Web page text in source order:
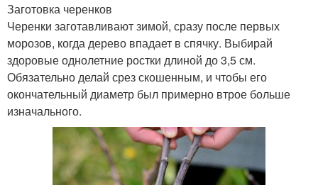
Заготовка черенков
Черенки заготавливают зимой, сразу после первых
морозов, когда дерево впадает в спячку. Выбирай
здоровые однолетние ростки длиной до 3,5 см.
Обязательно делай срез скошенным, и чтобы его
окончательный диаметр был примерно втрое больше
изначального.